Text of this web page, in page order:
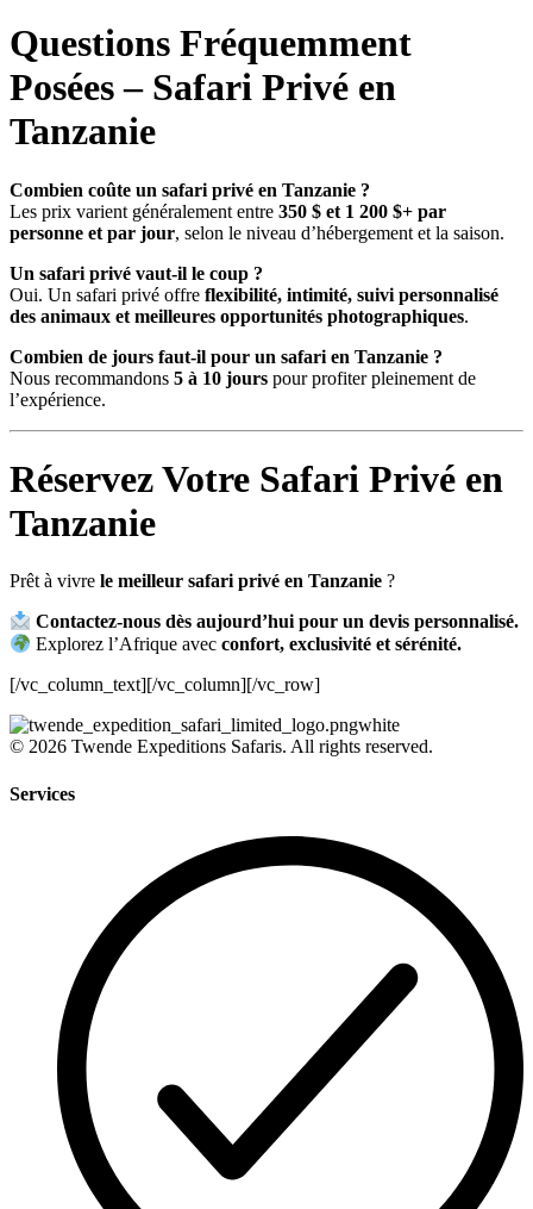
Questions Fréquemment
Posées – Safari Privé en
Tanzanie
Combien coûte un safari privé en Tanzanie ?
Les prix varient généralement entre 350 $ et 1 200 $+ par
personne et par jour, selon le niveau d’hébergement et la saison.
Un safari privé vaut-il le coup ?
Oui. Un safari privé offre flexibilité, intimité, suivi personnalisé
des animaux et meilleures opportunités photographiques.
Combien de jours faut-il pour un safari en Tanzanie ?
Nous recommandons 5 à 10 jours pour profiter pleinement de
l’expérience.
Réservez Votre Safari Privé en
Tanzanie
Prêt à vivre le meilleur safari privé en Tanzanie ?
Contactez-nous dès aujourd’hui pour un devis personnalisé.
Explorez l’Afrique avecconfort, exclusivité et sérénité.
[/vc_column_text][/vc_column][/vc_row]
© 2026 Twende Expeditions Safaris. All rights reserved.
Services